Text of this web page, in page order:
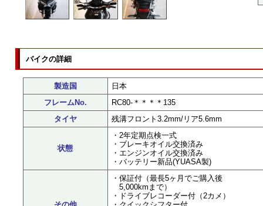
バイクの詳細
製造国
日本
フレームNo.
RC80-＊＊＊＊135
タイヤ
残溝フロント3.2mm/リア5.6mm
状態
・2年定期点検一式
・ブレーキオイル交換済み
・エンジンオイル交換済み
・バッテリー新品(YUASA製)
・保証付（最長5ヶ月でご購入後
5,000kmまで）
・ドライブレコーダー付（2カメ）